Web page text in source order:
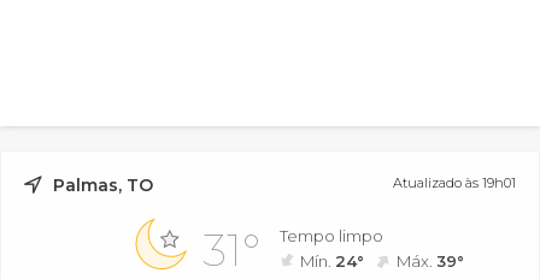
Palmas, TO Atualizado às 19h01
31°
Tempo limpo
Mín. 24° Máx.39°